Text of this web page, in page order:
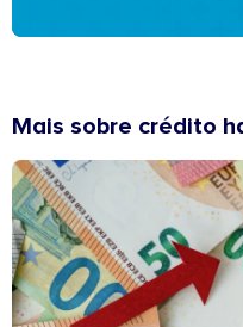
Mais sobre crédito